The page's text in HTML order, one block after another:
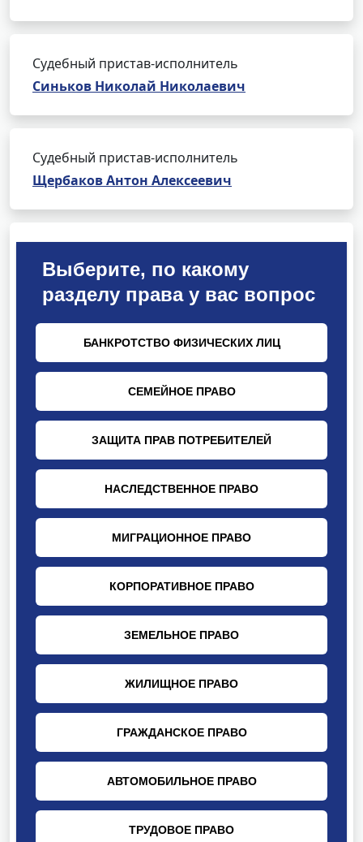
Судебный пристав-исполнитель
Синьков Николай Николаевич
Судебный пристав-исполнитель
Щербаков Антон Алексеевич